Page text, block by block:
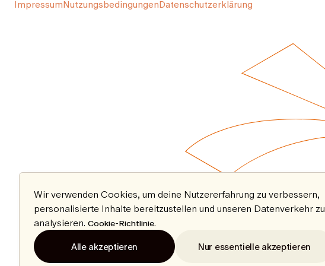
ImpressumNutzungsbedingungenDatenschutzerklärung
Wir verwenden Cookies, um deine Nutzererfahrung zu verbessern,
personalisierte Inhalte bereitzustellen und unseren Datenverkehr zu
analysieren. Cookie-Richtlinie.
Alle akzeptieren Nur essentielle akzeptieren